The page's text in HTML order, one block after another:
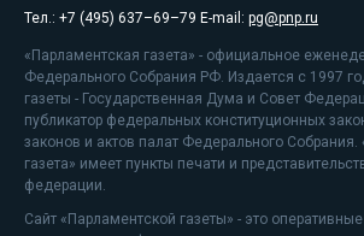
Тел.: +7 (495) 637–69–79 E-mail: pg@pnp.ru
«Парламентская газета» - официальное
Федерального Собрания РФ. Издается с 1997
газеты - Государственная Дума и Совет
публикатор федеральных конституционных
законов и актов палат Федерального Собрания.
газета» имеет пункты печати и
федерации.
Сайт «Парламентской газеты» - это